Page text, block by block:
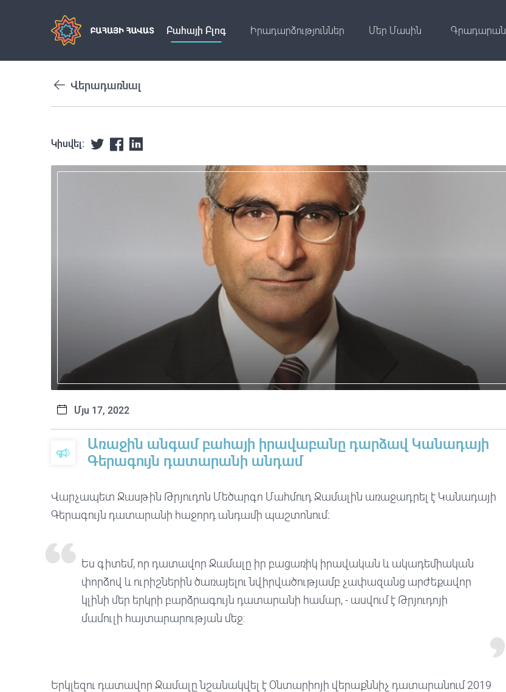
Բահայի Բլոգ Իրադարձություններ Մեր Մասին Գրադարան
Վերադառնալ
Կիսվել:
Մյս 17, 2022
Առաջին անգամ բահայի իրավաբանը դարձավ Կանադայի
Գերագույն դատարանի անդամ
Վարչապետ Ջասթին Թրյուդոն Մեծարգո Մահմուդ Ջամալին առաջադրել է Կանադայի
Գերագույն դատարանի հաջորդ անդամի պաշտոնում։
Ես գիտեմ, որ դատավոր Ջամալը իր բացառիկ իրավական և ակադեմիական
փորձով և ուրիշներին ծառայելու նվիրվածությամբ չափազանց արժեքավոր
կլինի մեր երկրի բարձրագույն դատարանի համար, - ասվում է Թրյուդոյի
մամուլի հայտարարության մեջ:
Երկլեզու դատավոր Ջամալը նշանակվել է Օնտարիոյի վերաքննիչ դատարանում 2019